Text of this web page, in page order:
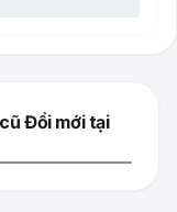
Đổi mới tại